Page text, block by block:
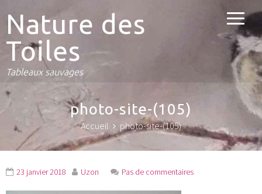
Nature des
Toiles
Tableaux sauvages
photo-site-(105)
Accueil photo-site-(105)
23 janvier 2018 Uzon Pas de commentaires